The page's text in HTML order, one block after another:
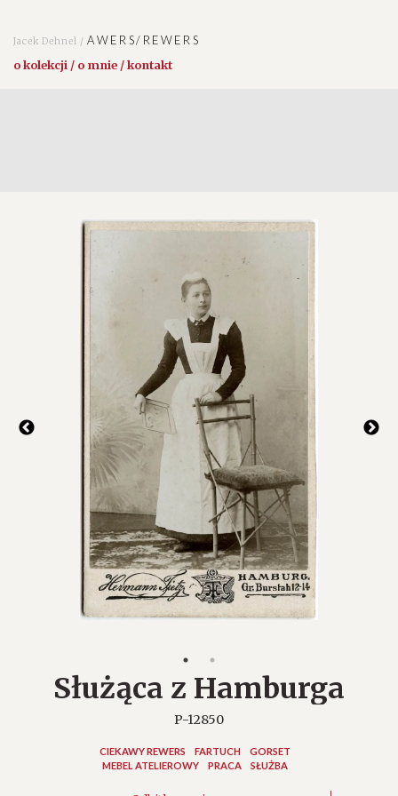
Jacek Dehnel /AWERS/REWERS
o kolekcji / o mnie / kontakt
Służąca z Hamburga
P-12850
CIEKAWY REWERS FARTUCH
GORSET
MEBEL ATELIEROWY
PRACA SŁUŻBA